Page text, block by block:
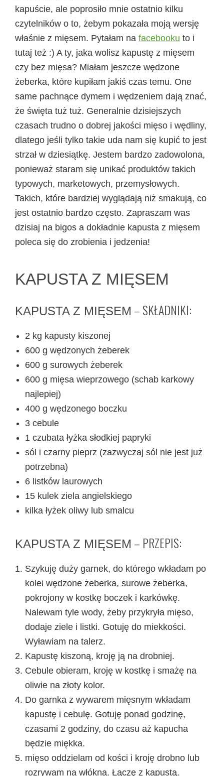
kapuście, ale poprosiło mnie ostatnio kilku
czytelników o to, żebym pokazała moją wersję
właśnie z mięsem. Pytałam na facebooku to i
tutaj też :) A ty, jaka wolisz kapustę z mięsem
czy bez mięsa? Miałam jeszcze wędzone
żeberka, które kupiłam jakiś czas temu. One
same pachnące dymem i wędzeniem dają znać,
że święta tuż tuż. Generalnie dzisiejszych
czasach trudno o dobrej jakości mięso i wędliny,
dlatego jeśli tylko takie uda nam się kupić to jest
strzał w dziesiątkę. Jestem bardzo zadowolona,
ponieważ staram się unikać produktów takich
typowych, marketowych, przemysłowych.
Takich, które bardziej wyglądają niż smakują, co
jest ostatnio bardzo często. Zapraszam was
dzisiaj na bigos a dokładnie kapusta z mięsem
poleca się do zrobienia i jedzenia!
KAPUSTA Z MIĘSEM
KAPUSTA Z MIĘSEM – SKŁADNIKI:
2 kg kapusty kiszonej
600 g wędzonych żeberek
600 g surowych żeberek
600 g mięsa wieprzowego (schab karkowy
najlepiej)
400 g wędzonego boczku
3 cebule
1 czubata łyżka słodkiej papryki
sól i czarny pieprz (zazwyczaj sól nie jest już
potrzebna)
6 listków laurowych
15 kulek ziela angielskiego
kilka łyżek oliwy lub smalcu
KAPUSTA Z MIĘSEM – PRZEPIS:
Szykuję duży garnek, do którego wkładam po
kolei wędzone żeberka, surowe żeberka,
pokrojony w kostkę boczek i karkówkę.
Nalewam tyle wody, żeby przykryła mięso,
dodaje ziele i listki. Gotuję do miekkości.
Wyławiam na talerz.
Kapustę kiszoną, kroję ją na drobniej.
Cebule obieram, kroję w kostkę i smażę na
oliwie na złoty kolor.
Do garnka z wywarem mięsnym wkładam
kapustę i cebulę. Gotuję ponad godzinę,
czasami 2 godziny, do czasu aż kapucha
będzie miękka.
mięso oddzielam od kości i kroję drobno lub
rozrywam na włókna. Łączę z kapustą.